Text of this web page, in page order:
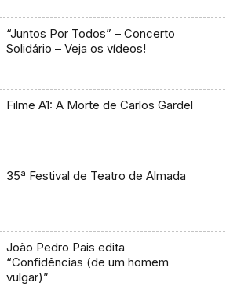
“Juntos Por Todos” – Concerto
Solidário – Veja os vídeos!
Filme A1: A Morte de Carlos Gardel
35ª Festival de Teatro de Almada
João Pedro Pais edita
“Confidências (de um homem
vulgar)”